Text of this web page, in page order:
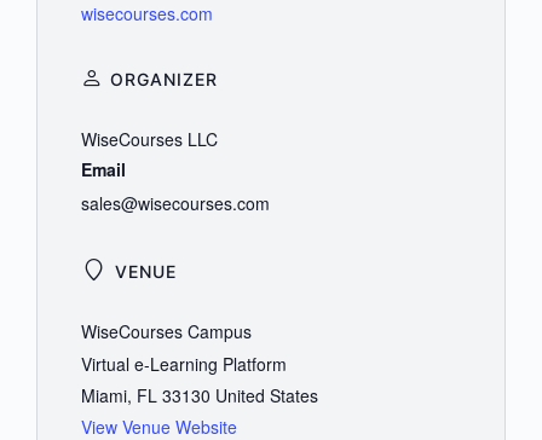
wisecourses.com
VENUE
WiseCourses Campus
Virtual e-Learning Platform
Miami, FL 33130 United States
View Venue Website
ORGANIZER
WiseCourses LLC
Email
sales@wisecourses.com